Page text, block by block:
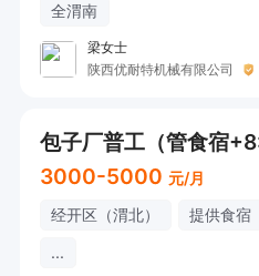
全渭南
梁女士
陕西优耐特机械有限公司
3000-5000 元/月
经开区（渭北） 提供食宿
...